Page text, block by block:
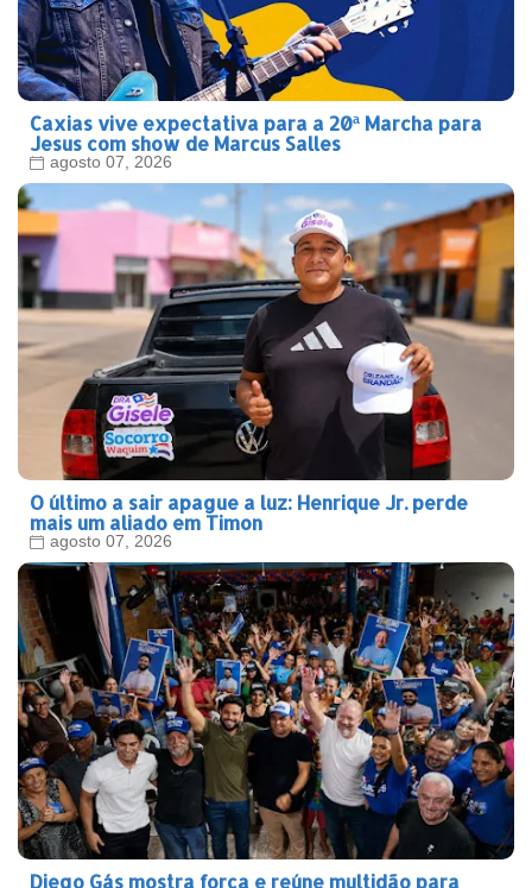
Caxias vive expectativa para a 20ª Marcha para
Jesus com show de Marcus Salles
agosto 07, 2026
O último a sair apague a luz: Henrique Jr. perde
mais um aliado em Timon
agosto 07, 2026
Diego Gás mostra força e reúne multidão para